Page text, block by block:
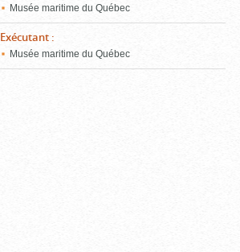
Musée maritime du Québec
Exécutant :
Musée maritime du Québec